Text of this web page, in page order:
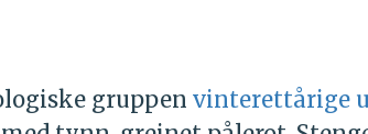
gruppen vinterettårige